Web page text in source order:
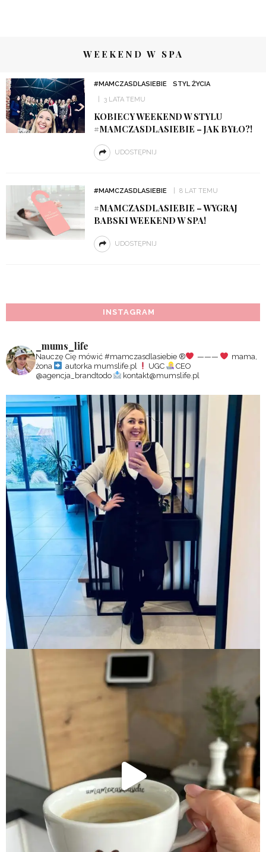
WEEKEND W SPA
#MAMCZASDLASIEBIE
STYL ŻYCIA
3 LATA TEMU
KOBIECY WEEKEND W STYLU
#MAMCZASDLASIEBIE – JAK BYŁO?!
UDOSTĘPNIJ
#MAMCZASDLASIEBIE 8 LAT TEMU
#MAMCZASDLASIEBIE – WYGRAJ
BABSKI WEEKEND W SPA!
UDOSTĘPNIJ
INSTAGRAM
_mums_life
Nauczę Cię mówić #mamczasdlasiebie ®️ ———
mama,
żona
autorka mumslife.pl UGC
CEO
@agencja_brandtodo
kontakt@mumslife.pl